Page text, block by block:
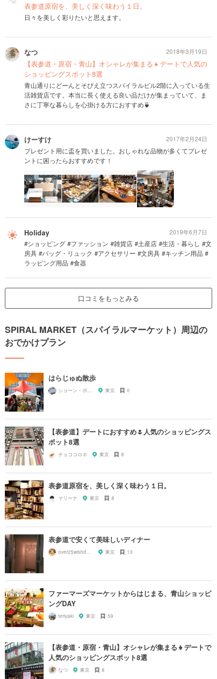
表参道原宿を、美しく深く味わう１日。
日々を美しく彩りたいと思えます。
なつ
【表参道・原宿・青山】オシャレが集まる👧デートで人気の
ショッピングスポット8選
青山通りにどーんとそびえ立つスパイラルビル2階に入っている生
活雑貨店です。本当に長く使える良い品だけが集まっていて、ま
さに丁寧な暮らしを心掛ける方におすすめ🍵
2018年3月19日
けーすけ
プレゼント用に盃を買いました。おしゃれな品物が多くてプレゼ
ントに困ったらおすすめです！
2017年2月24日
Holiday
#ショッピング #ファッション #雑貨店 #土産店 #生活・暮らし #文
房具 #バッグ・リュック #アクセサリー #文房具 #キッチン用品 #
ラッピング用品 #食器
2019年6月7日
口コミをもっとみる
SPIRAL MARKET（スパイラルマーケット）周辺の
おでかけプラン
はらじゅぬ散歩
ショーン・ボーリー 東京 0
【表参道】デートにおすすめ🌷人気のショッピングス
ポット8選
チョココロネ 東京 8
表参道原宿を、美しく深く味わう１日。
マリーナ 東京 8
表参道で安くて美味しいディナー
over25wishdayo 東京 13
ファーマーズマーケットからはじまる、青山ショッピ
ングDAY
teriyaki 東京 59
【表参道・原宿・青山】オシャレが集まる👧デートで
人気のショッピングスポット8選
なつ 東京 8